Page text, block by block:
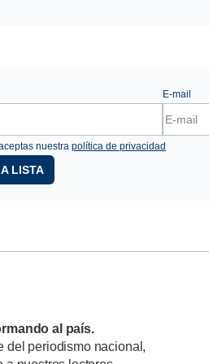
E-mail
nuestra política de privacidad
LISTA
al país.
del periodismo nacional,